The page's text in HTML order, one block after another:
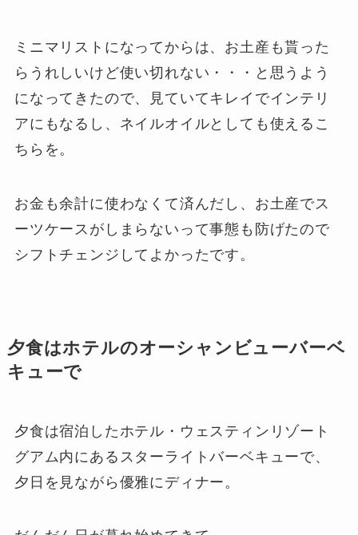
ミニマリストになってからは、お土産も貰った
らうれしいけど使い切れない・・・と思うよう
になってきたので、見ていてキレイでインテリ
アにもなるし、ネイルオイルとしても使えるこ
ちらを。
お金も余計に使わなくて済んだし、お土産でス
ーツケースがしまらないって事態も防げたので
シフトチェンジしてよかったです。
夕食はホテルのオーシャンビューバーベ
キューで
夕食は宿泊したホテル・ウェスティンリゾート
グアム内にあるスターライトバーベキューで、
夕日を見ながら優雅にディナー。